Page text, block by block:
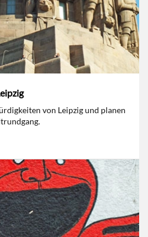
von Leipzig und planen